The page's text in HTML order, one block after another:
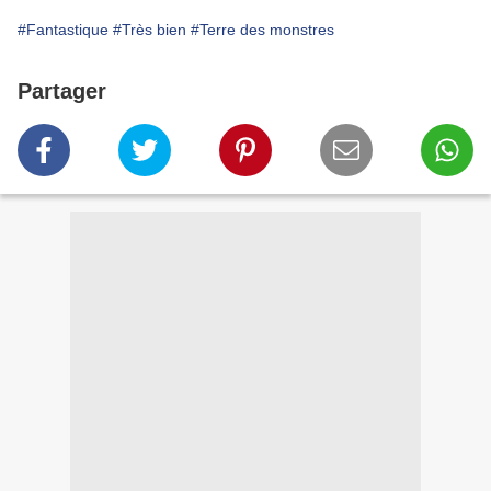
#Fantastique #Très bien #Terre des monstres
Partager